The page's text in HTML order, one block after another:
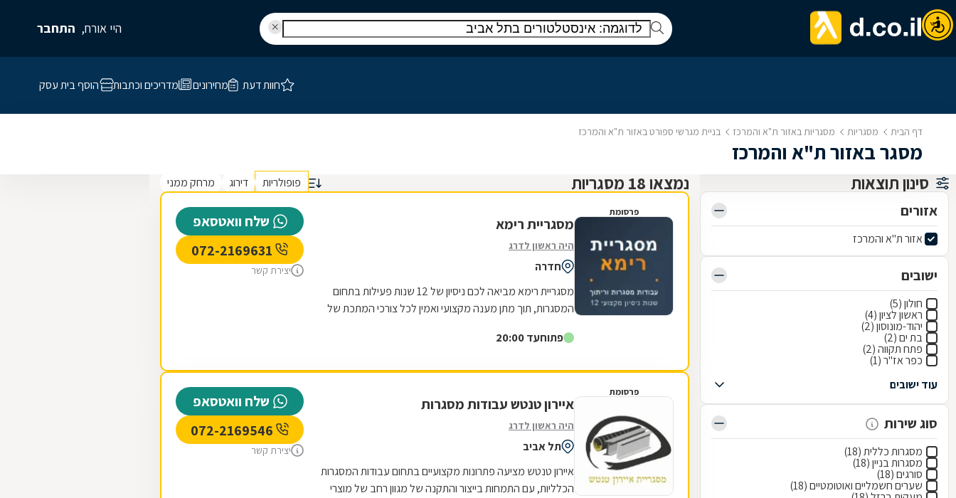
היי אורח, התחבר
חוות דעת מחירונים מדריכים וכתבות הוסף בית עסק
דף הבית מסגריות מסגריות באזור ת"א והמרכז בניית מגרשי ספורט באזור ת"א והמרכז
מסגר באזור ת"א והמרכז
סינון תוצאות
אזורים
אזור ת"א והמרכז
ישובים
חולון (5)
ראשון לציון (4)
יהוד-מונוסון (2)
בת ים (2)
פתח תקווה (2)
כפר אז"ר (1)
עוד ישובים
סוג שירות
מסגרות כללית (18)
מסגרות בניין (18)
סורגים (18)
שערים חשמליים ואוטומטיים (18)
נמצאו 18 מסגריות פופולריות דירוג מרחק ממני
פרסומת
מסגריית רימא
היה ראשון לדרג
חדרה
מסגריית רימא מביאה לכם ניסיון של 12 שנות פעילות בתחום
המסגרות, תוך מתן מענה מקצועי ואמין לכל צורכי המתכת של
פתוחעד 20:00
שלח וואטסאפ
יצירת קשר
פרסומת
איירון טנטש עבודות מסגרות
היה ראשון לדרג
תל אביב
איירון טנטש מציעה פתרונות מקצועיים בתחום עבודות המסגרות
הכלליות, עם התמחות בייצור והתקנה של מגוון רחב של מוצרי
שלח וואטסאפ
יצירת קשר